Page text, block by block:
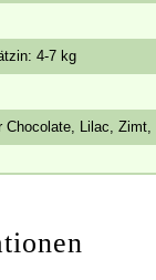
4-7 kg
Chocolate, Lilac, Zimt,